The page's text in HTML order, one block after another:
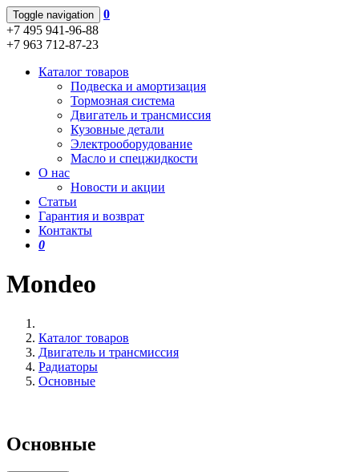
Toggle navigation
0
+7 495 941-96-88
+7 963 712-87-23
Каталог товаров
Подвеска и амортизация
Тормозная система
Двигатель и трансмиссия
Кузовные детали
Электрооборудование
Масло и спецжидкости
О нас
Новости и акции
Статьи
Гарантия и возврат
Контакты
0
Mondeo
Каталог товаров
Двигатель и трансмиссия
Радиаторы
Основные
Основные